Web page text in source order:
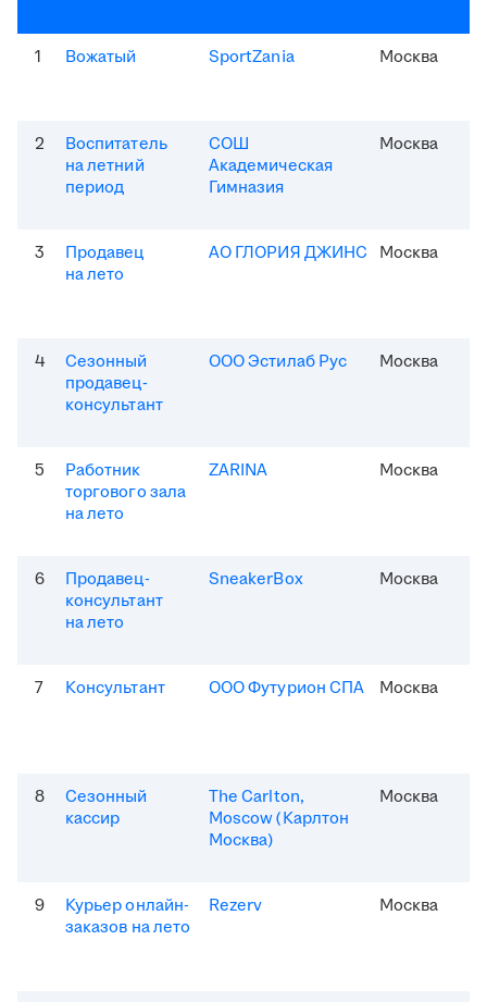
1 Вожатый SportZania Москва
2
Воспитатель
на летний
период
СОШ
Академическая
Гимназия
Москва
3
Продавец
на лето
АО ГЛОРИЯ ДЖИНС Москва
4
Сезонный
продавец-
консультант
ООО Эстилаб Рус Москва
5
Работник
торгового зала
на лето
ZARINA Москва
6
Продавец-
консультант
на лето
SneakerBox Москва
7 Консультант ООО Футурион СПА Москва
8
Сезонный
кассир
The Carlton,
Moscow (Карлтон
Москва)
Москва
9
Курьер онлайн-
заказов на лето
Rezerv Москва